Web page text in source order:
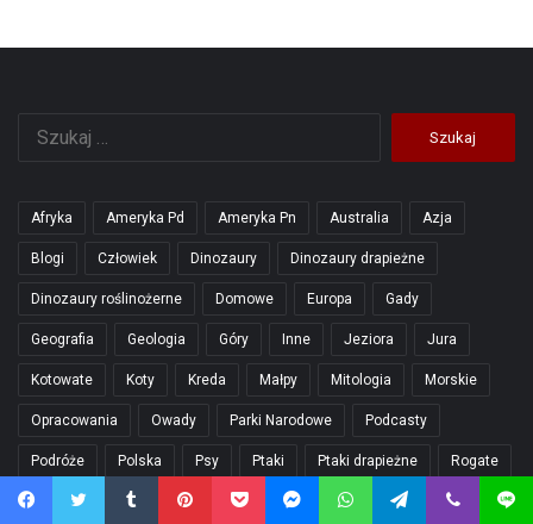
Afryka Ameryka Pd Ameryka Pn Australia Azja
Blogi Człowiek Dinozaury Dinozaury drapieżne
Dinozaury roślinożerne Domowe Europa Gady
Geografia Geologia Góry Inne Jeziora Jura
Kotowate Koty Kreda Małpy Mitologia Morskie
Opracowania Owady Parki Narodowe Podcasty
Podróże Polska Psy Ptaki Ptaki drapieżne Rogate
Ryby Ssaki Top 1 Top 10 Trias Walenie